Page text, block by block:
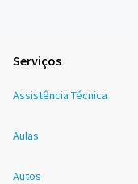
Serviços
Assistência Técnica
Aulas
Autos